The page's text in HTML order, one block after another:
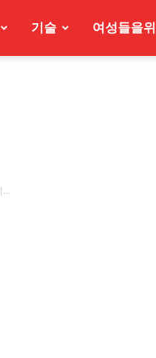
기술 여성들을